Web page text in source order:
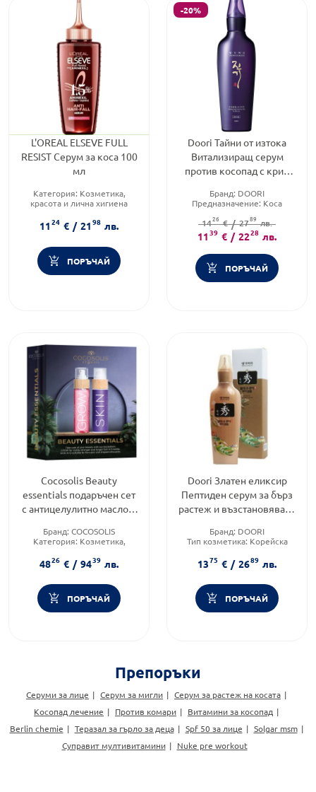
L'OREAL ELSEVE FULL
RESIST Серум за коса 100
мл
Категория: Козметика,
красота и лична хигиена
козметика
Форма на продукта:серум
1124 € / 2198 лв.
ПОРЪЧАЙ
-20%
Doori Тайни от изтока
Витализиращ серум
против косопад с крио
Бранд: DOORI
Предназначение: Коса
козметика
1426 € / 2789 лв.
1139 € / 2228 лв.
ПОРЪЧАЙ
Cocosolis Beauty
essentials подаръчен сет
с антицелулитно масло и
косата
Бранд: COCOSOLIS
Категория: Козметика,
Тип козметика:Натурална
козметика
4826 € / 9439 лв.
ПОРЪЧАЙ
Doori Златен еликсир
Пептиден серум за бърз
растеж и възстановяване
Бранд: DOORI
Тип козметика: Корейска
Форма на продукта:серум
1375 € / 2689 лв.
ПОРЪЧАЙ
Препоръки
Серуми за лице Серум за мигли
Серум за растеж на косата
Косопад лечение
Против комари
Витамини за косопад
Berlin chemie
Теразал за гърло за деца Spf 50 за лице
Solgar msm
Суправит мултивитамини
Nuke pre workout